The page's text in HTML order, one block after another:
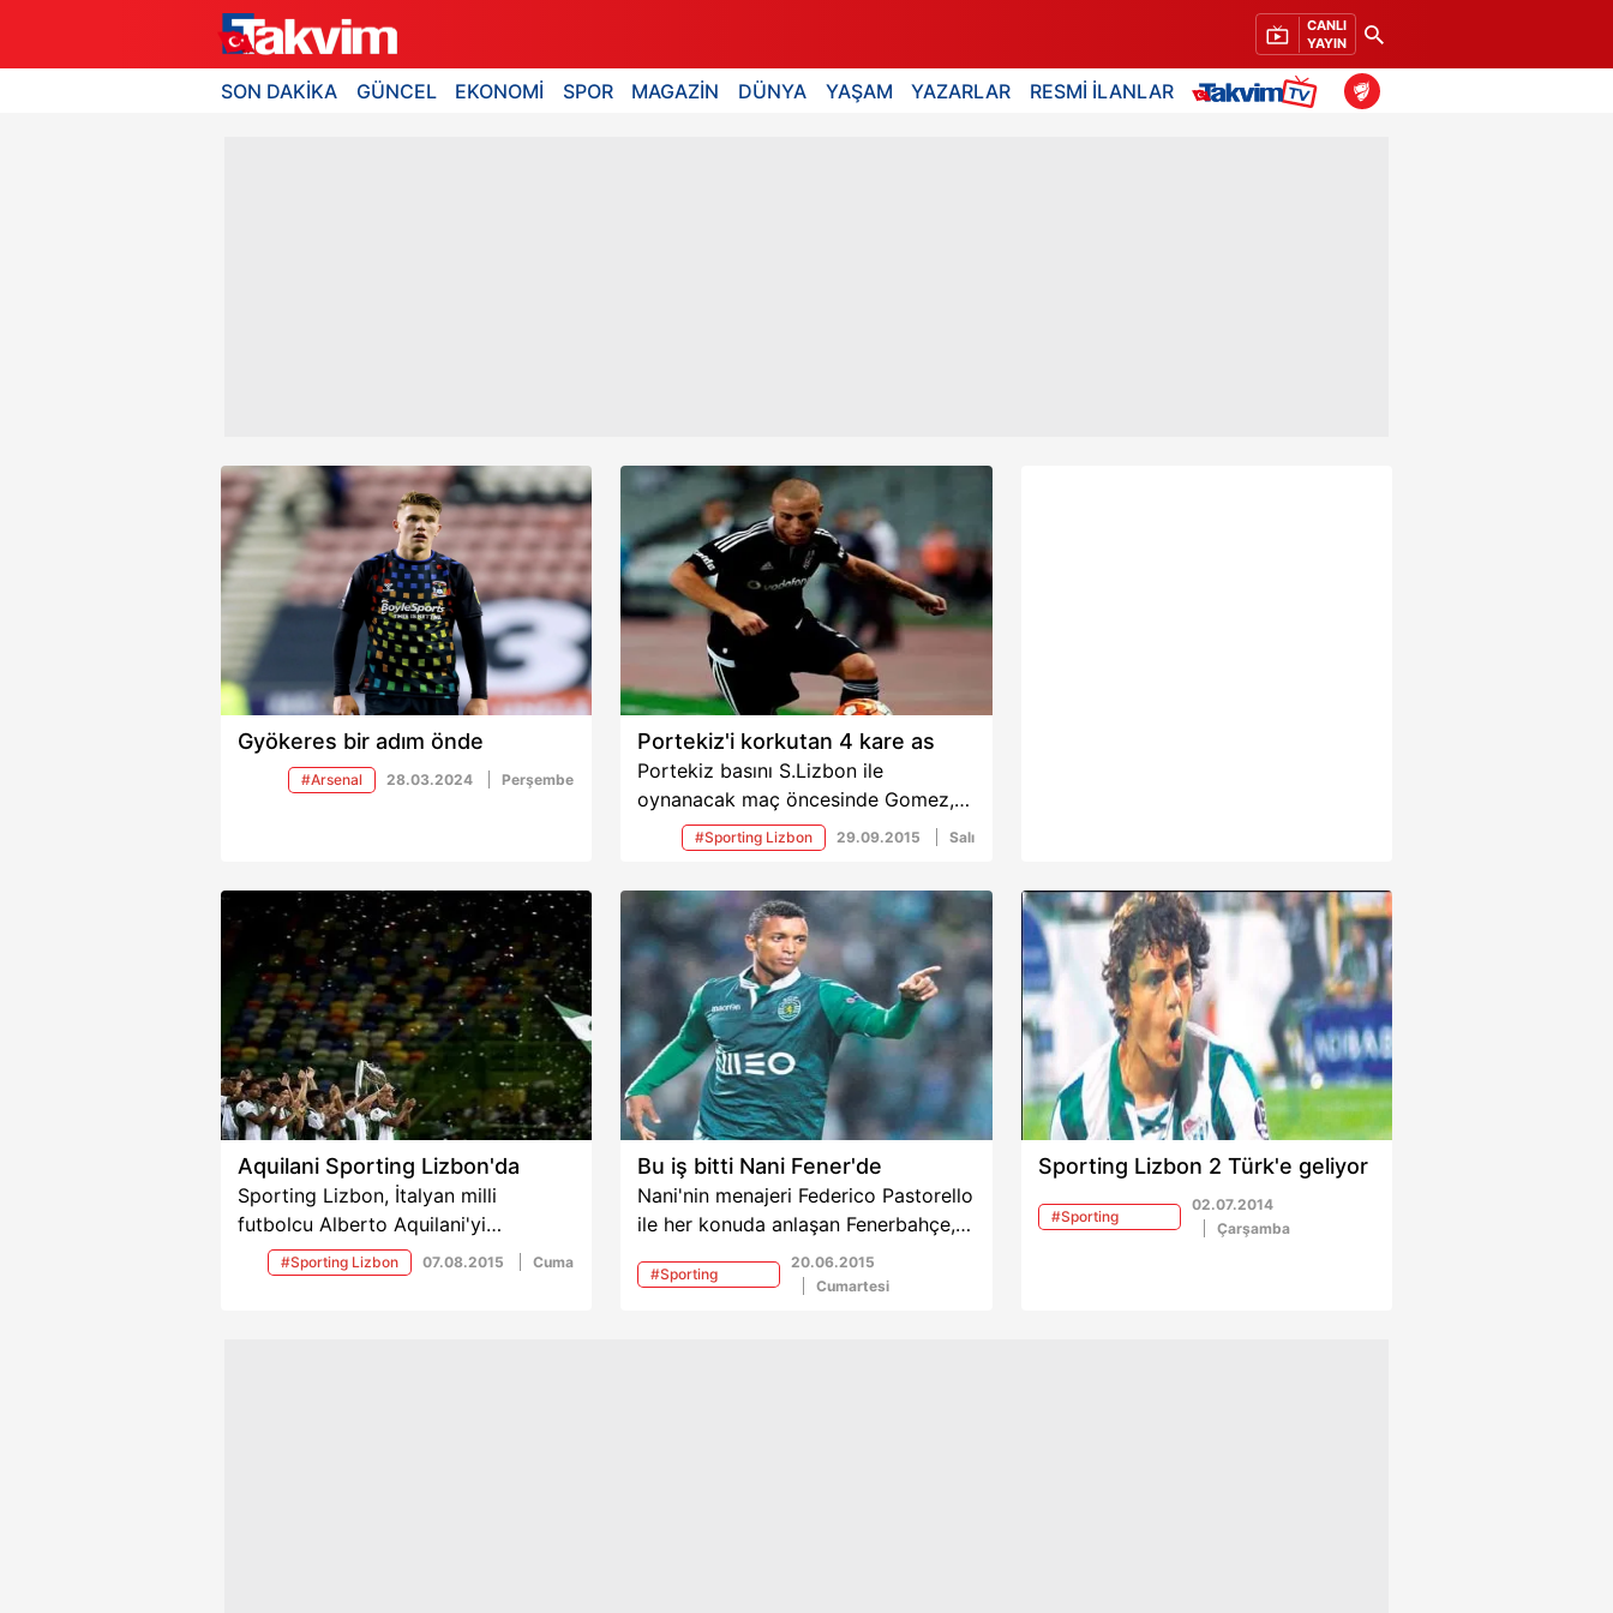
CANLI
YAYIN
SON DAKİKA GÜNCEL EKONOMİ SPOR MAGAZİN DÜNYA YAŞAM YAZARLAR RESMİ İLANLAR
Gyökeres bir adım önde
#Arsenal 28.03.2024 Perşembe
Portekiz'i korkutan 4 kare as
Portekiz basını S.Lizbon ile
oynanacak maç öncesinde Gomez,
Gökhan, Quaresma ve Sosa'yı ön
plana çıkardı.
#Sporting Lizbon 29.09.2015 Salı
Aquilani Sporting Lizbon'da
Sporting Lizbon, İtalyan milli
futbolcu Alberto Aquilani'yi
kadrosuna kattı.
#Sporting Lizbon 07.08.2015 Cuma
Bu iş bitti Nani Fener'de
Nani'nin menajeri Federico Pastorello
ile her konuda anlaşan Fenerbahçe,
İngiliz kulübü ile de dün el sıkıştı.
M.United 8.5 milyon Euro karşılığı
#Sporting
20.06.2015
Cumartesi
Sporting Lizbon 2 Türk'e geliyor
#Sporting
02.07.2014
Çarşamba